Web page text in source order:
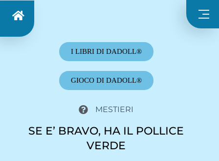
I LIBRI DI DADOLL®
GIOCO DI DADOLL®
MESTIERI
SE E’ BRAVO, HA IL POLLICE
VERDE